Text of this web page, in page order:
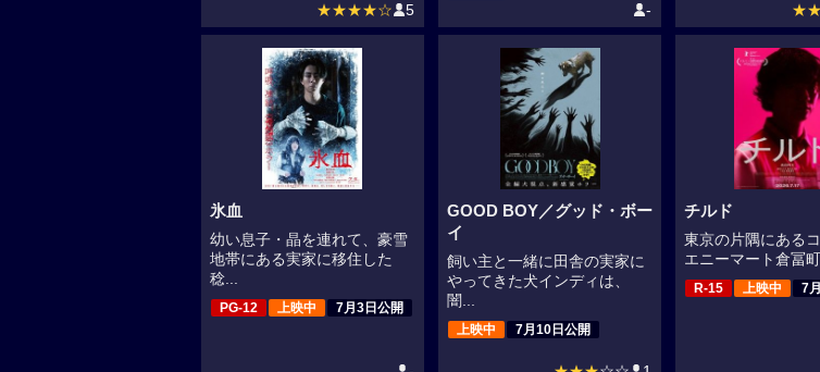
★★★★☆ 5 -
氷血
幼い息子・晶を連れて、豪雪
地帯にある実家に移住した
稔...
PG-12 上映中 7月3日公開
GOOD BOY／グッド・ボー
イ
飼い主と一緒に田舎の実家に
やってきた犬インディは、
闇...
上映中 7月10日公開
チルド
東京の片隅にあるコ
エニーマート倉冨
R-15 上映中 7